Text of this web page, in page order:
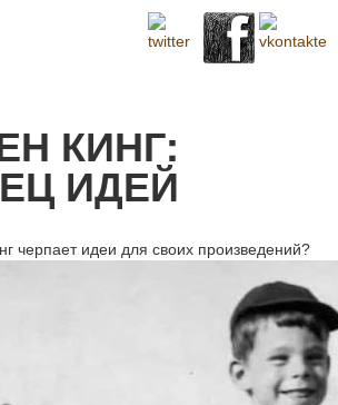
Меню
КИНГ:
ИДЕЙ
черпает идеи для своих произведений?